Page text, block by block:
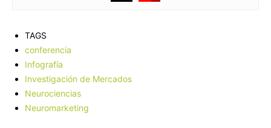
TAGS
conferencia
Infografía
Investigación de Mercados
Neurociencias
Neuromarketing